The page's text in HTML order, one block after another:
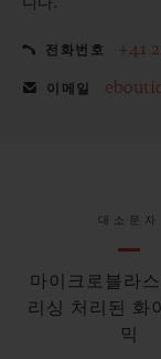
전화번호 +41
이메일
대소문자
마이크로블라
리싱 처리된 화
믹